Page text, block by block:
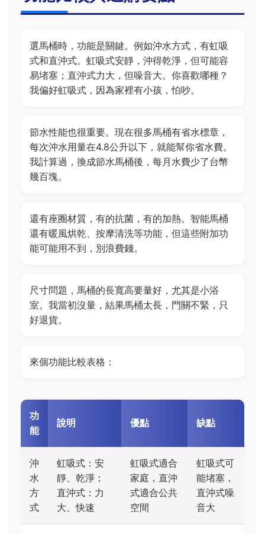
選馬桶時，功能是關鍵。例如沖水方式，有虹吸
式和直沖式。虹吸式安靜，沖得乾淨，但可能容
易堵塞；直沖式力大，但噪音大。你喜歡哪種？
我偏好虹吸式，因為家裡有小孩，怕吵。
節水性能也很重要。現在很多馬桶有省水標章，
每次沖水用量在4.8公升以下，就能幫你省水費。
我計算過，換成節水馬桶後，每月水費少了台幣
幾百塊。
還有座圈材質，有的抗菌，有的加熱。智能馬桶
還有暖風烘乾、按摩清洗等功能，但這些附加功
能可能用不到，別浪費錢。
尺寸問題，馬桶的長寬高要量好，尤其是小浴
室。我當初沒量，結果馬桶太長，門關不緊，只
好退貨。
來個功能比較表格：
功
能
說明 優點 缺點
沖
水
方
式
虹吸式：安
靜、乾淨；
直沖式：力
大、快速
虹吸式適合
家庭，直沖
式適合公共
空間
虹吸式可
能堵塞，
直沖式噪
音大